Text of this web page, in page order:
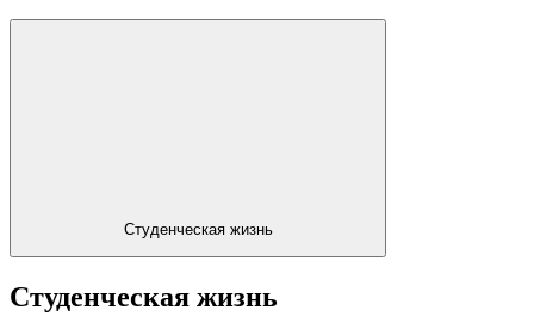
Студенческая жизнь
Студенческая жизнь